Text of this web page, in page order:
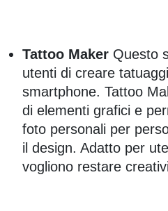
Tattoo Maker Questo
utenti di creare
smartphone. Tattoo
di elementi grafici e
foto personali per
il design. Adatto per
vogliono restare